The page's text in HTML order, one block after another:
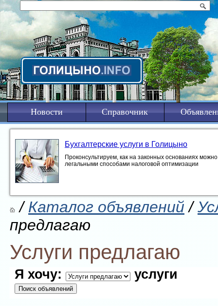
Новости Справочник
Бухгалтерские услуги в Голицыно
Проконсультируем, как на законных основаниях
легальными способами налоговой оптимизации
/Каталог объявлений/
предлагаю
Услуги предлагаю
Я хочу: услуги